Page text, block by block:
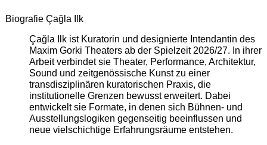
Biografie Çağla Ilk
Çağla Ilk ist Kuratorin und designierte Intendantin des
Maxim Gorki Theaters ab der Spielzeit 2026/27. In ihrer
Arbeit verbindet sie Theater, Performance, Architektur,
Sound und zeitgenössische Kunst zu einer
transdisziplinären kuratorischen Praxis, die
institutionelle Grenzen bewusst erweitert. Dabei
entwickelt sie Formate, in denen sich Bühnen- und
Ausstellungslogiken gegenseitig beeinflussen und
neue vielschichtige Erfahrungsräume entstehen.